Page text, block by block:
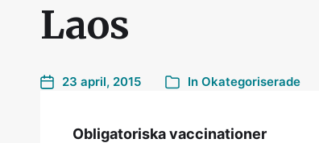
Laos
23 april, 2015 In Okategoriserade
Obligatoriska vaccinationer